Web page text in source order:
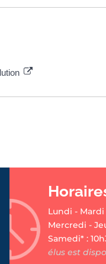
Lundi - Mardi
Mercredi -
Samedi* :
élus est